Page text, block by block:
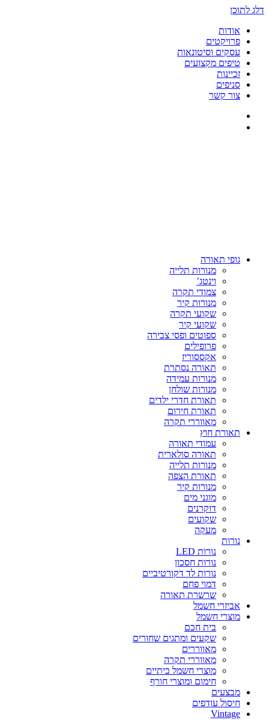
דלג לתוכן
אודות
פרויקטים
עסקים וסיטונאות
טיפים מקצועים
זכיינות
סניפים
צור קשר
גופי תאורה
מנורות תלייה
וינטג’
צמודי תקרה
מנורות קיר
שקועי תקרה
שקועי קיר
ספוטים ופסי צבירה
פרופילים
אקססוריז
תאורה נסתרת
מנורות עמידה
מנורות שולחן
תאורת חדרי ילדים
תאורת חירום
מאווררי תקרה
תאורת חוץ
עמודי תאורה
תאורה סולארית
מנורות תלייה
תאורת הצפה
מנורות קיר
מוגני מים
דוקרנים
שקועים
מעקה
נורות
נורות LED
נורות חסכון
נורות לד דקורטיביים
דמוי פחם
שרשרת תאורה
אביזרי חשמל
מוצרי חשמל
בית חכם
שקעים ומתגים שחורים
מאווררים
מאווררי תקרה
מוצרי חשמל ביתיים
חימום ומוצרי חורף
מבצעים
חיסול עודפים
Vintage